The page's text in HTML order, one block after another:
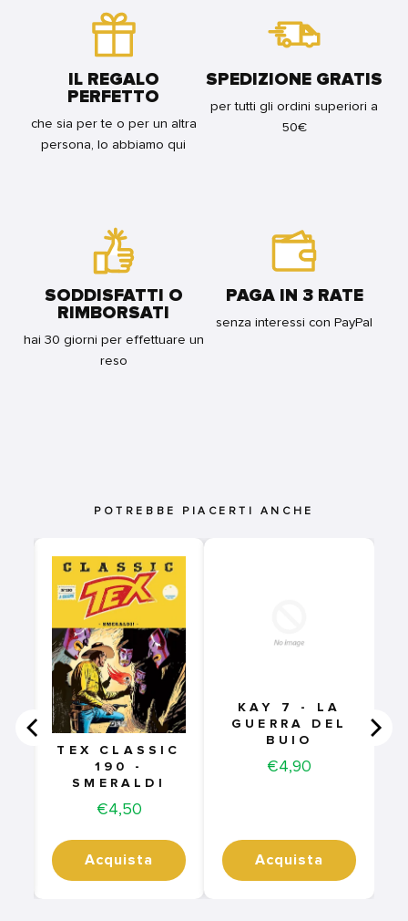
IL REGALO
PERFETTO
che sia per te o per un altra
persona, lo abbiamo qui
SPEDIZIONE GRATIS
per tutti gli ordini superiori a
50€
SODDISFATTI O
RIMBORSATI
hai 30 giorni per effettuare un
reso
PAGA IN 3 RATE
senza interessi con PayPal
POTREBBE PIACERTI ANCHE
TEX CLASSIC
190 -
SMERALDI
Price
€4,50
Acquista
KAY 7 - LA
GUERRA DEL
BUIO
Price
€4,90
Acquista